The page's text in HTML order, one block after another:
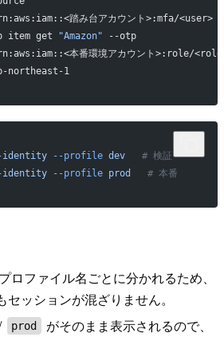
踏み台アカウント>:mfa/<user>
item get
"Amazon" --otp
本番環境アカウント>:role/
northeast-1
identity --profile dev
   # 検証
identity --profile prod
   # 本番
ロファイル名ごとに分かれるため、
セッションが混ざりません。
prod
がそのまま表示されるので、